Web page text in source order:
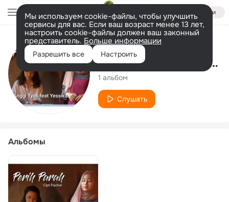
Войти
Мы используем cookie-файлы, чтобы улучшить
сервисы для вас. Если ваш возраст менее 13 лет,
настроить cookie-файлы должен ваш законный
представитель. Больше информации
Разрешить все Настроить
Исполнитель
Anggita Tyas Yuhanidz
1 альбом
Слушать
Альбомы